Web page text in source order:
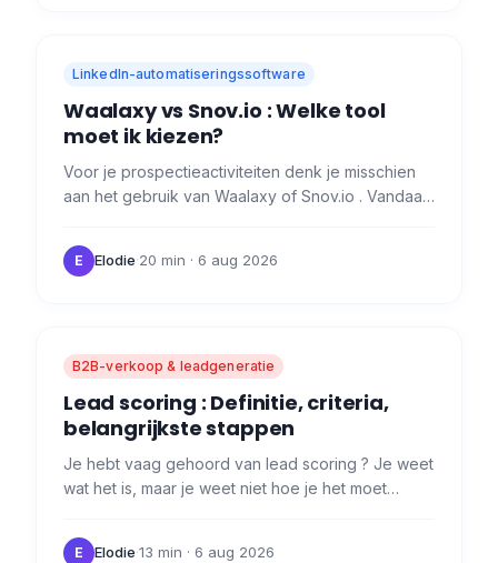
LinkedIn-automatiseringssoftware
Waalaxy vs Snov.io : Welke tool
moet ik kiezen?
Voor je prospectieactiviteiten denk je misschien
aan het gebruik van Waalaxy of Snov.io . Vandaag
hun…
E Elodie·20 min · 6 aug 2026
B2B-verkoop & leadgeneratie
Lead scoring : Definitie, criteria,
belangrijkste stappen
Je hebt vaag gehoord van lead scoring ? Je weet
wat het is, maar je weet niet hoe je het moet
Wat is lead…
E Elodie·13 min · 6 aug 2026